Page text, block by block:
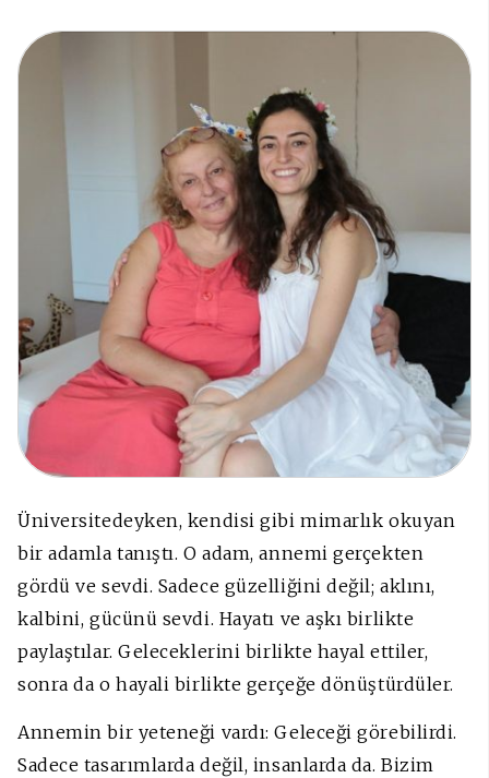
Üniversitedeyken, kendisi gibi mimarlık okuyan
bir adamla tanıştı. O adam, annemi gerçekten
gördü ve sevdi. Sadece güzelliğini değil; aklını,
kalbini, gücünü sevdi. Hayatı ve aşkı birlikte
paylaştılar. Geleceklerini birlikte hayal ettiler,
sonra da o hayali birlikte gerçeğe dönüştürdüler.
Annemin bir yeteneği vardı: Geleceği görebilirdi.
Sadece tasarımlarda değil, insanlarda da. Bizim